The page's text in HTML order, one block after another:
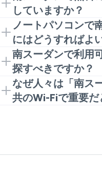
ます。現地の法律を
ないことを確認してく
り、あなたの活動を
VeePNはこれらの基
ングに適しています。
していますか？
軽い使用のために
ことができます。フ
速なプライバシーを
料のインターネット
ノートパソコンで
にはどうすればよ
Chrome拡張機能をイ
すれば完了です。全
なら、代わりに
さい。
南スーダンで利用
探すべきですか？
明確なプライバシー
化、デバイスのサポ
が怪しい場合や広告
なぜ人々は「南ス
共のWi-Fiで重要だ